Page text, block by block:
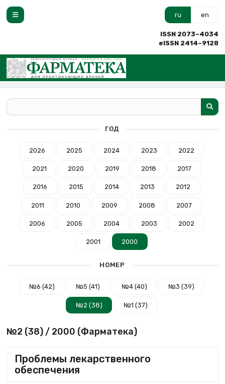
ru en
ISSN 2073–4034
eISSN 2414–9128
ГОД
2026 2025 2024 2023 2022
2021 2020 2019 2018 2017
2016 2015 2014 2013 2012
2011 2010 2009 2008 2007
2006 2005 2004 2003 2002
2001 2000
НОМЕР
№6 (42) №5 (41) №4 (40) №3 (39)
№2 (38) №1 (37)
№2 (38) / 2000 (Фарматека)
Проблемы лекарственного
обеспечения